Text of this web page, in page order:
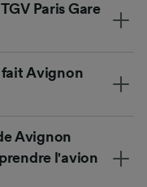
Paris Gare
Avignon
Avignon
l'avion